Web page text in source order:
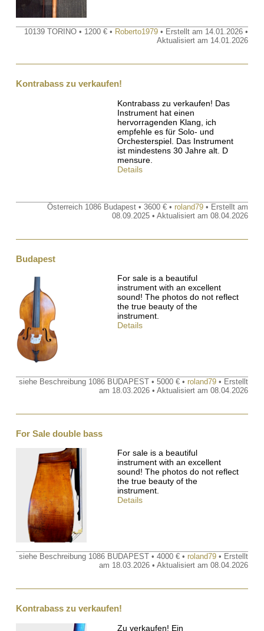
10139 TORINO • 1200 € • Roberto1979 • Erstellt am 14.01.2026 •
Aktualisiert am 14.01.2026
Kontrabass zu verkaufen!
Kontrabass zu verkaufen! Das
Instrument hat einen
hervorragenden Klang, ich
empfehle es für Solo- und
Orchesterspiel. Das Instrument
ist mindestens 30 Jahre alt. D
mensure.
Details
Österreich 1086 Budapest • 3600 € • roland79 • Erstellt am
08.09.2025 • Aktualisiert am 08.04.2026
Budapest
For sale is a beautiful
instrument with an excellent
sound! The photos do not reflect
the true beauty of the
instrument.
Details
siehe Beschreibung 1086 BUDAPEST • 5000 € • roland79 • Erstellt
am 18.03.2026 • Aktualisiert am 08.04.2026
For Sale double bass
For sale is a beautiful
instrument with an excellent
sound! The photos do not reflect
the true beauty of the
instrument.
Details
siehe Beschreibung 1086 BUDAPEST • 4000 € • roland79 • Erstellt
am 18.03.2026 • Aktualisiert am 08.04.2026
Kontrabass zu verkaufen!
Zu verkaufen! Ein